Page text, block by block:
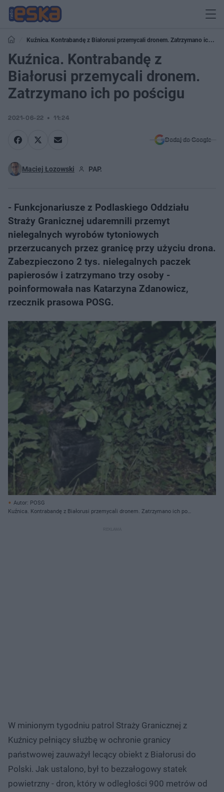
Kuźnica. Kontrabandę z Białorusi przemycali dronem. Zatrzymano ich po
pościgu
Kuźnica. Kontrabandę z
Białorusi przemycali dronem.
Zatrzymano ich po pościgu
2021-06-22 11:24
Dodaj do Google
Maciej Łozowski PAP.
- Funkcjonariusze z Podlaskiego Oddziału
Straży Granicznej udaremnili przemyt
nielegalnych wyrobów tytoniowych
przerzucanych przez granicę przy użyciu drona.
Zabezpieczono 2 tys. nielegalnych paczek
papierosów i zatrzymano trzy osoby -
poinformowała nas Katarzyna Zdanowicz,
rzecznik prasowa POSG.
Autor: POSG
Kuźnica. Kontrabandę z Białorusi przemycali dronem. Zatrzymano ich po
W minionym tygodniu patrol Straży Granicznej z
Kuźnicy pełniący służbę w ochronie granicy
państwowej zauważył lecący obiekt z Białorusi do
Polski. Jak ustalono, był to bezzałogowy statek
powietrzny - dron, który w odległości 900 metrów od